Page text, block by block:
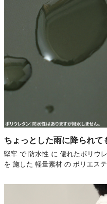
ちょっとした雨に降られて
堅牢 で 防水性 に 優れたポリウ
を 施した 軽量素材 の ポリエステ